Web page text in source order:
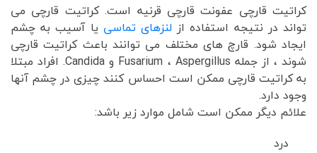
کراتیت قارچی عفونت قارچی قرنیه است. کراتیت قارچی می
تواند در نتیجه استفاده از لنزهای تماسی یا آسیب به چشم
ایجاد شود. قارچ های مختلف می توانند باعث کراتیت قارچی
شوند ، از جمله Fusarium ، Aspergillus و Candida. افراد مبتلا
به کراتیت قارچی ممکن است احساس کنند چیزی در چشم آنها
وجود دارد.
علائم دیگر ممکن است شامل موارد زیر باشد:
درد